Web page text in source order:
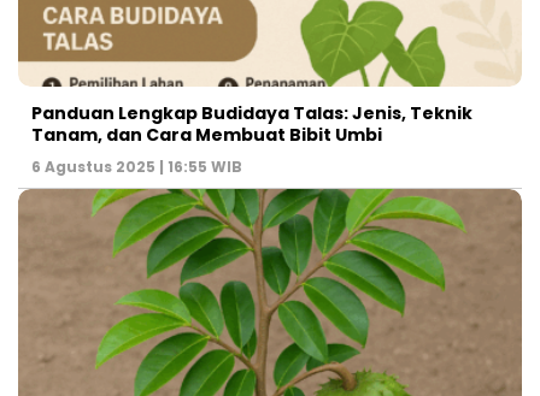
Panduan Lengkap Budidaya Talas: Jenis, Teknik
Tanam, dan Cara Membuat Bibit Umbi
6 Agustus 2025 | 16:55 WIB